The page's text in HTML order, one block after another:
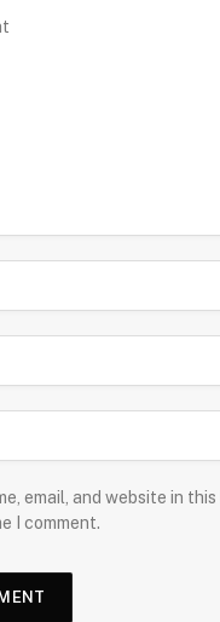
email, and website in
I comment.